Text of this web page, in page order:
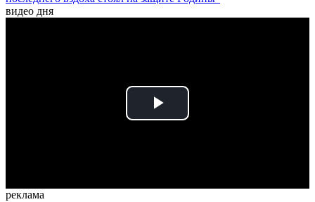
видео дня
Play
реклама